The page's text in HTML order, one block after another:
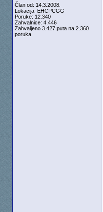
Član od: 14.3.2008.
Lokacija: EHCPCGG
Poruke: 12.340
Zahvalnice: 4.446
Zahvaljeno 3.427 puta na 2.360
poruka